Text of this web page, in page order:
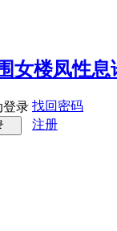
登录 找回密码
注册